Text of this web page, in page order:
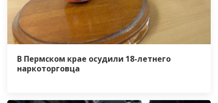
В Пермском крае осудили 18-летнего
наркоторговца